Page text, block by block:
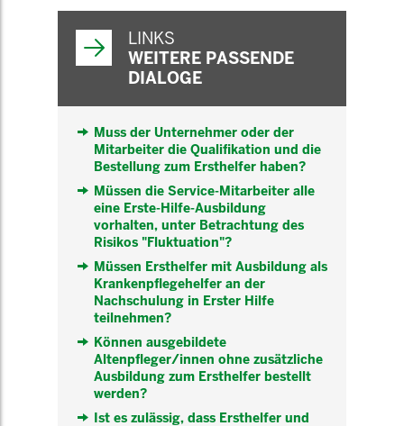
LINKS
WEITERE PASSENDE
DIALOGE
Muss der Unternehmer oder der
Mitarbeiter die Qualifikation und die
Bestellung zum Ersthelfer haben?
Müssen die Service-Mitarbeiter alle
eine Erste-Hilfe-Ausbildung
vorhalten, unter Betrachtung des
Risikos "Fluktuation"?
Müssen Ersthelfer mit Ausbildung als
Krankenpflegehelfer an der
Nachschulung in Erster Hilfe
teilnehmen?
Können ausgebildete
Altenpfleger/innen ohne zusätzliche
Ausbildung zum Ersthelfer bestellt
werden?
Ist es zulässig, dass Ersthelfer und